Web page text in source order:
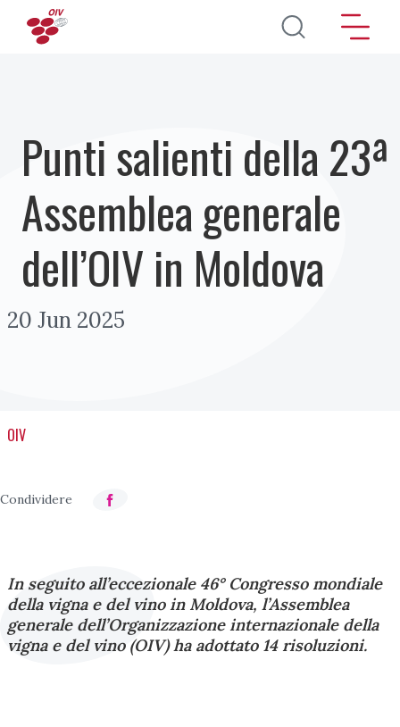
Salta al contenuto principale
Punti salienti della 23ª
Assemblea generale
dell’OIV in Moldova
20 Jun 2025
OIV
In seguito all’eccezionale 46° Congresso mondiale
della vigna e del vino in Moldova, l’Assemblea
generale dell’Organizzazione internazionale della
vigna e del vino (OIV) ha adottato 14 risoluzioni.